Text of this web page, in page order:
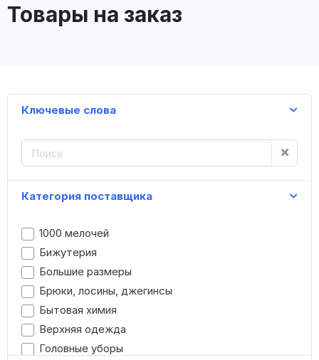
Товары на заказ
Ключевые слова
Категория поставщика
1000 мелочей
Бижутерия
Большие размеры
Брюки, лосины, джегинсы
Бытовая химия
Верхняя одежда
Головные уборы